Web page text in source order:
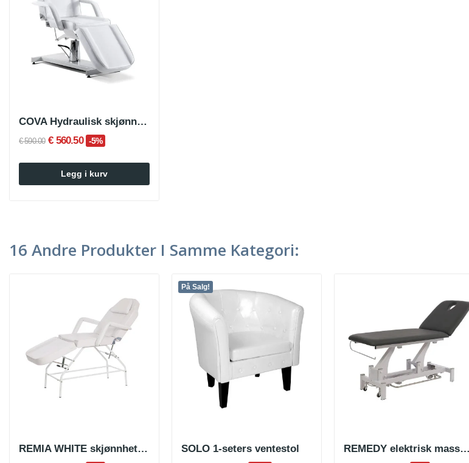
COVA Hydraulisk skjønnhetspleiestol
€ 590.00 € 560.50 -5%
Legg i kurv
16 Andre Produkter I Samme Kategori:
REMIA WHITE skjønnhetsbehandlingsstol
På Salg!
SOLO 1-seters ventestol
REMEDY elektrisk massasjebenk